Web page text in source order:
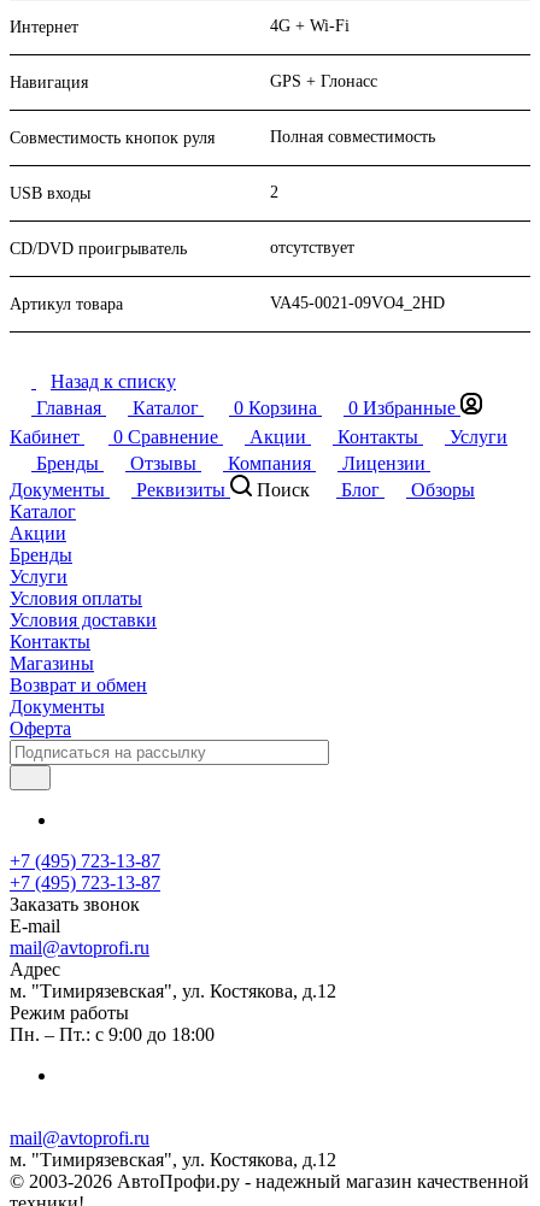
Интернет 4G + Wi-Fi
Навигация GPS + Глонасс
Совместимость кнопок руля Полная совместимость
USB входы 2
CD/DVD проигрыватель отсутствует
Артикул товара VA45-0021-09VO4_2HD
Назад к списку
Главная
Каталог 0 Корзина 0 Избранные
Кабинет
0 Сравнение Акции Контакты
Услуги
Бренды
Отзывы Компания
Лицензии
Документы
Реквизиты Поиск Блог
Обзоры
Каталог
Акции
Бренды
Услуги
Условия оплаты
Условия доставки
Контакты
Магазины
Возврат и обмен
Документы
Оферта
+7 (495) 723-13-87
+7 (495) 723-13-87
Заказать звонок
E-mail
mail@avtoprofi.ru
Адрес
м. "Тимирязевская", ул. Костякова, д.12
Режим работы
Пн. – Пт.: с 9:00 до 18:00
mail@avtoprofi.ru
м. "Тимирязевская", ул. Костякова, д.12
© 2003-2026 АвтоПрофи.ру - надежный магазин качественной